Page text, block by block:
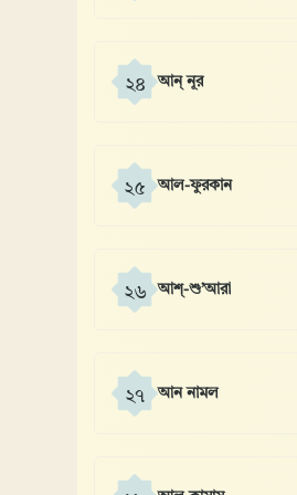
২৪ আন্ নূর
২৫ আল-ফুরকান
২৬ আশ্-শু’আরা
২৭ আন নামল